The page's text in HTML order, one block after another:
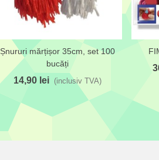
Adaugă la lista de dorințe
Șnururi mărțișor 35cm, set 100
bucăți
14,90 lei (inclusiv TVA)